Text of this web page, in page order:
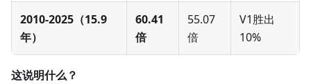
2010-2025（15.9
年）
60.41
倍
55.07
倍
V1胜出
10%
这说明什么？